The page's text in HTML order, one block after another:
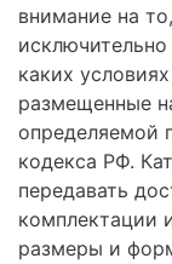
внимание на
каких
размещенные
определяемой
кодекса РФ.
передавать
комплектации
размеры и